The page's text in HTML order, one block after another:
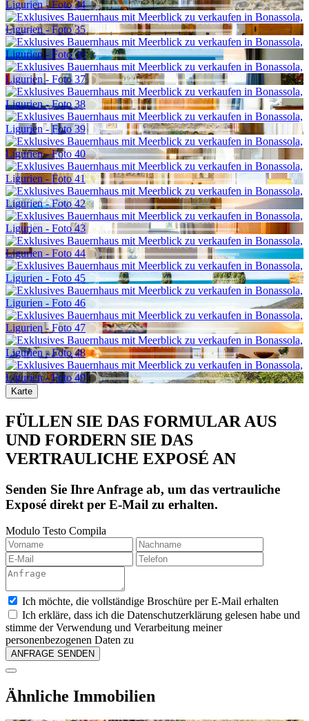
Karte
FÜLLEN SIE DAS FORMULAR AUS
UND FORDERN SIE DAS
VERTRAULICHE EXPOSÉ AN
Senden Sie Ihre Anfrage ab, um das vertrauliche
Exposé direkt per E-Mail zu erhalten.
Modulo Testo Compila
Ich möchte, die vollständige Broschüre per E-Mail erhalten
Ich erkläre, dass ich die Datenschutzerklärung gelesen habe und
stimme der Verwendung und Verarbeitung meiner
personenbezogenen Daten zu
Ähnliche Immobilien